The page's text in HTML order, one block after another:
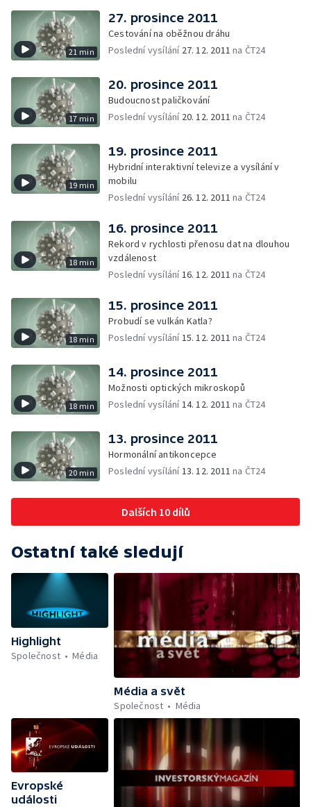
21 min
27. prosince 2011
Cestování na oběžnou dráhu
Poslední vysílání 27. 12. 2011 na ČT24
17 min
20. prosince 2011
Budoucnost paličkování
Poslední vysílání 20. 12. 2011 na ČT24
19 min
19. prosince 2011
Hybridní interaktivní televize a vysílání v
mobilu
Poslední vysílání 26. 12. 2011 na ČT24
18 min
16. prosince 2011
Rekord v rychlosti přenosu dat na dlouhou
vzdálenost
Poslední vysílání16. 12. 2011 na ČT24
18 min
15. prosince 2011
Probudí se vulkán Katla?
Poslední vysílání15. 12. 2011 na ČT24
18 min
14. prosince 2011
Možnosti optických mikroskopů
Poslední vysílání14. 12. 2011 na ČT24
20 min
13. prosince 2011
Hormonální antikoncepce
Poslední vysílání13. 12. 2011 na ČT24
Dalších 10 dílů
Ostatní také sledují
Highlight
Společnost
Média
Média a svět
Společnost
Média
Evropské
události